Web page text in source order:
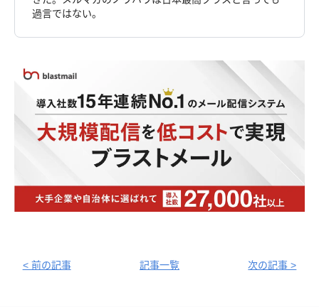
過言ではない。
< 前の記事 記事一覧 次の記事 >